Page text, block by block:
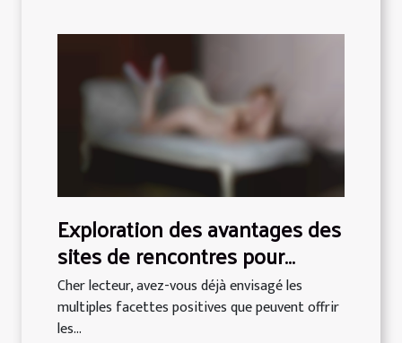
Exploration des avantages des
sites de rencontres pour
femmes aux formes
généreuses
Cher lecteur, avez-vous déjà envisagé les
multiples facettes positives que peuvent offrir
les...